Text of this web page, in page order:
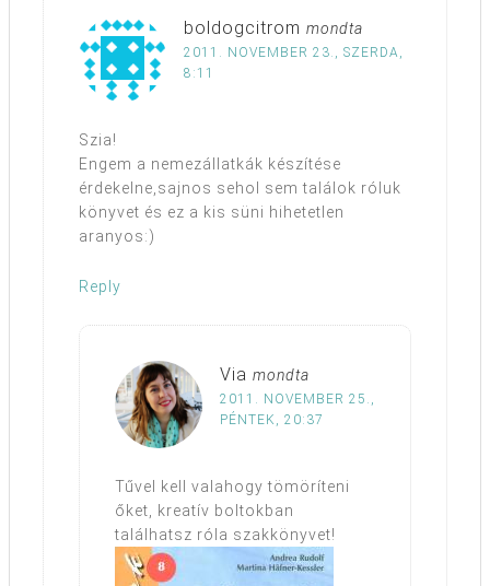
boldogcitrom mondta
2011. NOVEMBER 23., SZERDA,
8:11
Szia!
Engem a nemezállatkák készítése
érdekelne,sajnos sehol sem találok róluk
könyvet és ez a kis süni hihetetlen
aranyos:)
Reply
Via mondta
2011. NOVEMBER 25.,
PÉNTEK, 20:37
Tűvel kell valahogy tömöríteni
őket, kreatív boltokban
találhatsz róla szakkönyvet!